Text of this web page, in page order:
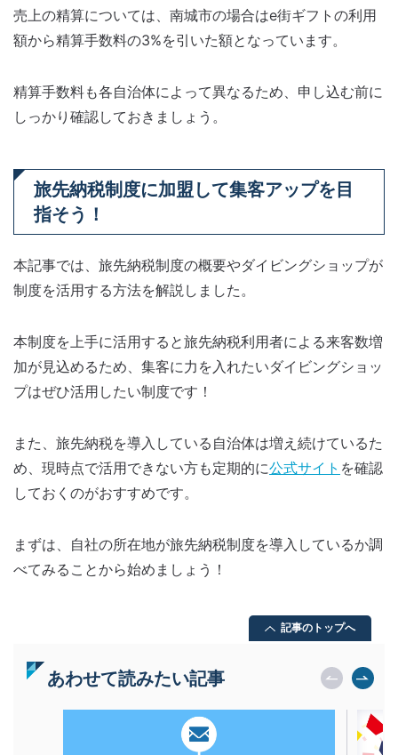
売上の精算については、南城市の場合はe街ギフトの利用
額から精算手数料の3%を引いた額となっています。
精算手数料も各自治体によって異なるため、申し込む前に
しっかり確認しておきましょう。
旅先納税制度に加盟して集客アップを目
指そう！
本記事では、旅先納税制度の概要やダイビングショップが
制度を活用する方法を解説しました。
本制度を上手に活用すると旅先納税利用者による来客数増
加が見込めるため、集客に力を入れたいダイビングショッ
プはぜひ活用したい制度です！
また、旅先納税を導入している自治体は増え続けているた
め、現時点で活用できない方も定期的に公式サイト を確認
しておくのがおすすめです。
まずは、自社の所在地が旅先納税制度を導入しているか調
べてみることから始めましょう！
記事のトップへ
あわせて読みたい記事